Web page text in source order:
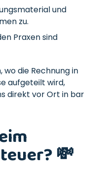
und
zu.
Praxen sind
wo die Rechnung in
aufgeteilt wird,
direkt vor Ort in bar
💸